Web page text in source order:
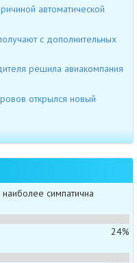
автоматической
с дополнительных
решила авиакомпания
открылся новый
симпатична
24%